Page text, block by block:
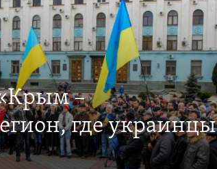
–
где украинцы